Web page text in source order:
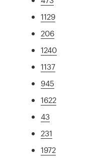
1129
206
1240
1137
945
1622
43
231
1972